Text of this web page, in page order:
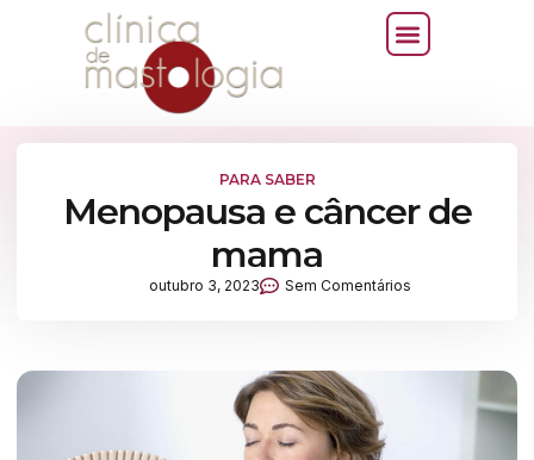
PARA SABER
Menopausa e câncer de
mama
outubro 3, 2023 Sem Comentários